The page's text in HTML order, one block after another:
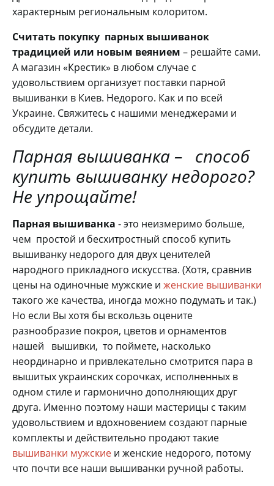
характерным региональным колоритом.
Считать покупку парных вышиванок
традицией или новым веянием – решайте сами.
А магазин «Крестик» в любом случае с
удовольствием организует поставки парной
вышиванки в Киев. Недорого. Как и по всей
Украине. Свяжитесь с нашими менеджерами и
обсудите детали.
Парная вышиванка – способ
купить вышиванку недорого?
Не упрощайте!
Парная вышиванка - это неизмеримо больше,
чем простой и бесхитростный способ купить
вышиванку недорого для двух ценителей
народного прикладного искусства. (Хотя, сравнив
цены на одиночные мужские и женские вышиванки
такого же качества, иногда можно подумать и так.)
Но если Вы хотя бы вскользь оцените
разнообразие покроя, цветов и орнаментов
нашей вышивки, то поймете, насколько
неординарно и привлекательно смотрится пара в
вышитых украинских сорочках, исполненных в
одном стиле и гармонично дополняющих друг
друга. Именно поэтому наши мастерицы с таким
удовольствием и вдохновением создают парные
комплекты и действительно продают такие
вышиванки мужские и женские недорого, потому
что почти все наши вышиванки ручной работы.